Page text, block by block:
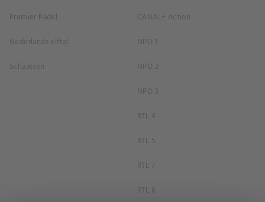
Premier Padel
Nederlands elftal
Schaatsen
CANAL+ Action
NPO 1
NPO 2
NPO 3
RTL 4
RTL 5
RTL 7
RTL 8